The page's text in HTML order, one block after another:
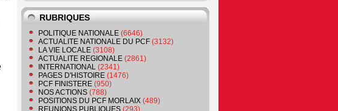
RUBRIQUES
POLITIQUE NATIONALE (6646)
ACTUALITE NATIONALE DU PCF (3132)
LA VIE LOCALE (3108)
ACTUALITE REGIONALE (2861)
INTERNATIONAL (2341)
PAGES D'HISTOIRE (1476)
PCF FINISTERE (950)
NOS ACTIONS (788)
POSITIONS DU PCF MORLAIX (489)